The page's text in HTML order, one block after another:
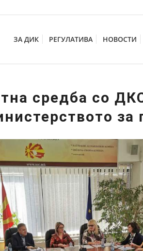
ЗА ДИК РЕГУЛАТИВА НОВОСТИ
средба со
за